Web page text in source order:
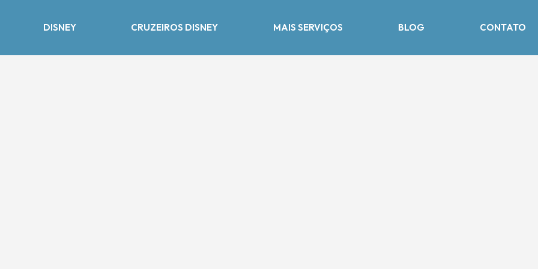
DISNEY CRUZEIROS DISNEY MAIS SERVIÇOS BLOG CONTATO